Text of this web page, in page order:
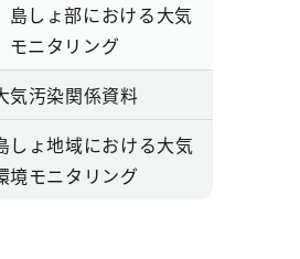
島しょ部における大気
モニタリング
気汚染関係資料
しょ地域における大気
境モニタリング